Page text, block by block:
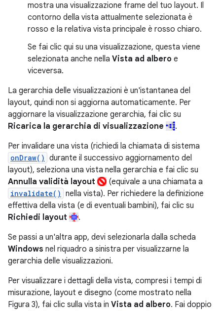
mostra una visualizzazione frame del tuo layout. Il
contorno della vista attualmente selezionata è
rosso e la relativa vista principale è rosso chiaro.
Se fai clic qui su una visualizzazione, questa viene
selezionata anche nella Vista ad albero e
viceversa.
La gerarchia delle visualizzazioni è un'istantanea del
layout, quindi non si aggiorna automaticamente. Per
aggiornare la visualizzazione gerarchia, fai clic su
Ricarica la gerarchia di visualizzazione
.
Per invalidare una vista (richiedi la chiamata di sistema
onDraw() durante il successivo aggiornamento del
layout), seleziona una vista nella gerarchia e fai clic su
Annulla validità layout
(equivale a una chiamata a
invalidate() nella vista). Per richiedere la definizione
effettiva della vista (e di eventuali bambini), fai clic su
Richiedi layout
.
Se passi a un'altra app, devi selezionarla dalla scheda
Windows nel riquadro a sinistra per visualizzarne la
gerarchia delle visualizzazioni.
Per visualizzare i dettagli della vista, compresi i tempi di
misurazione, layout e disegno (come mostrato nella
Figura 3), fai clic sulla vista in Vista ad albero. Fai doppio